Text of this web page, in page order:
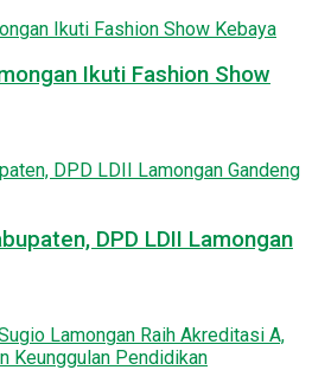
Ikuti Fashion Show
DPD LDII Lamongan